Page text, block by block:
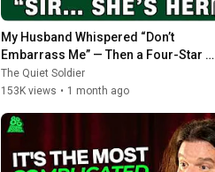
My Husband Whispered “Don’t
Embarrass Me” — Then a Four-Star
Admiral Called Me Colonel...
The Quiet Soldier
153K views • 1 month ago